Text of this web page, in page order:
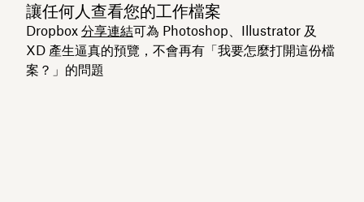
讓任何人查看您的工作檔案
Dropbox 分享連結可為 Photoshop、Illustrator 及
XD 產生逼真的預覽，不會再有「我要怎麼打開這份檔
案？」的問題